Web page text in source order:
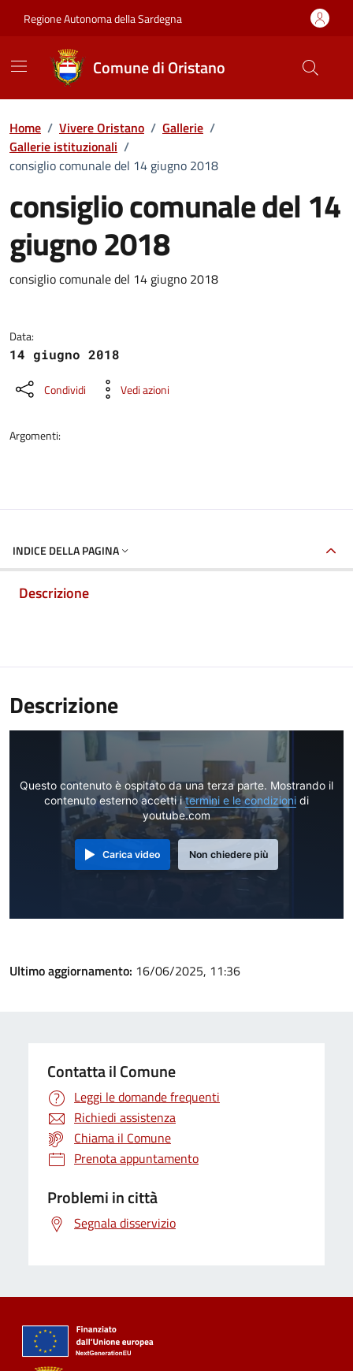
Regione Autonoma della Sardegna
Comune di Oristano
Home / Vivere Oristano / Gallerie /
Gallerie istituzionali /
consiglio comunale del 14 giugno 2018
consiglio comunale del 14
giugno 2018
Dettaglio della galleria di
consiglio comunale del 14 giugno 2018
Data:
14 giugno 2018
Condividi Vedi azioni
Argomenti:
INDICE DELLA PAGINA
Descrizione
Descrizione
Questo contenuto è ospitato da una terza parte. Mostrando il
contenuto esterno accetti itermini e le condizioni di
youtube.com
Carica video Non chiedere più
Ultimo aggiornamento: 16/06/2025, 11:36
Contatta il Comune
Leggi le domande frequenti
Richiedi assistenza
Chiama il Comune
Prenota appuntamento
Problemi in città
Segnala disservizio